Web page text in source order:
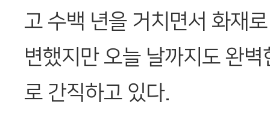
고 수백 년을 거치면서 화재
변했지만 오늘 날까지도 완
로 간직하고 있다.